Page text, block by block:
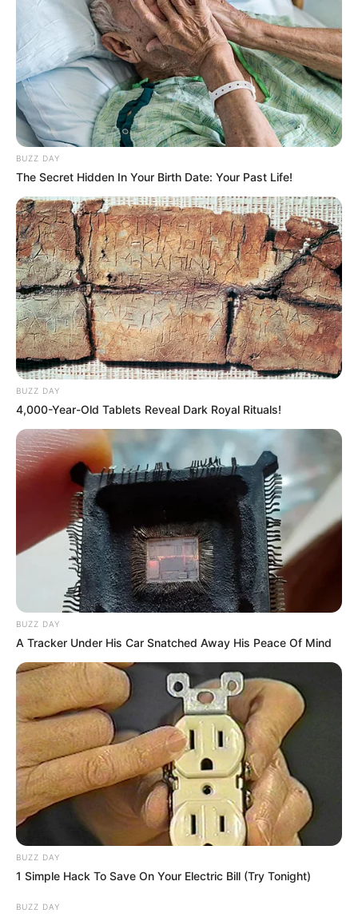
BUZZ DAY
The Secret Hidden In Your Birth Date: Your Past Life!
BUZZ DAY
4,000-Year-Old Tablets Reveal Dark Royal Rituals!
BUZZ DAY
A Tracker Under His Car Snatched Away His Peace Of Mind
BUZZ DAY
1 Simple Hack To Save On Your Electric Bill (Try Tonight)
BUZZ DAY